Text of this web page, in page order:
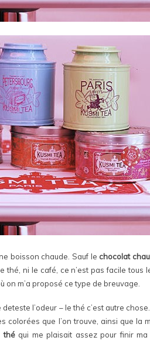
boisson chaude. Sauf le chocolat
ni le café, ce n’est pas facile tous
on m’a proposé ce type de breuvage.
l’odeur – le thé c’est autre
colorées que l’on trouve, ainsi que la
théqui me plaisait assez pour finir ma